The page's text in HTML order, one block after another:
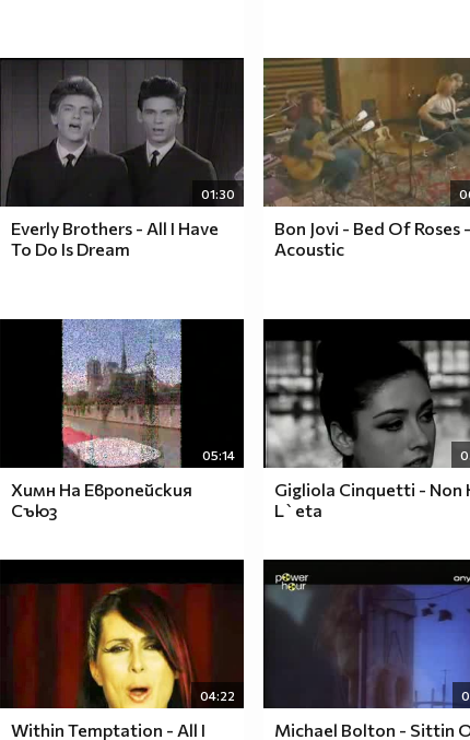
01:30
Everly Brothers - All I Have
To Do Is Dream
Bon Jovi - Bed Of Roses -
Acoustic
05:14
Химн На Европейския
Съюз
Gigliola Cinquetti - Non
L`eta
04:22
Within Temptation - All I Michael Bolton - Sittin